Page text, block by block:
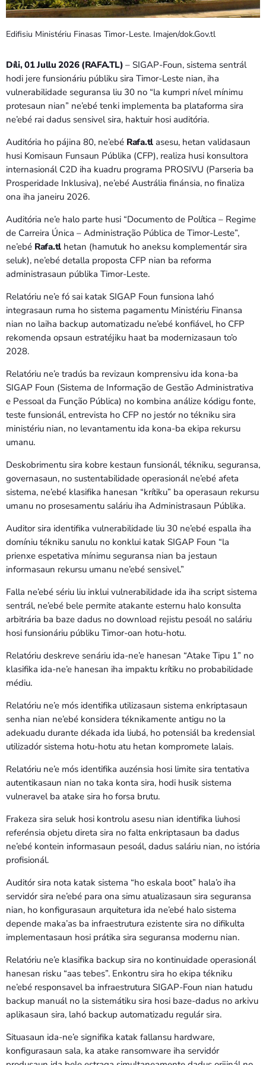
7:00 AM - 9:00 AM
7:00 AM - 10:00 AM
Edifisiu Ministériu Finasas Timor-Leste. Imajen/dok.Gov.tl
Díli, 01 Jullu 2026 (RAFA.TL) – SIGAP-Foun, sistema sentrál
hodi jere funsionáriu públiku sira Timor-Leste nian, iha
vulnerabilidade seguransa liu 30 no “la kumpri nível mínimu
protesaun nian” ne’ebé tenki implementa ba plataforma sira
ne’ebé rai dadus sensivel sira, haktuir hosi auditória.
Auditória ho pájina 80, ne’ebé Rafa.tl asesu, hetan validasaun
husi Komisaun Funsaun Públika (CFP), realiza husi konsultora
internasionál C2D iha kuadru programa PROSIVU (Parseria ba
Prosperidade Inklusiva), ne’ebé Austrália finánsia, no finaliza
ona iha janeiru 2026.
Auditória ne’e halo parte husi “Documento de Política – Regime
de Carreira Única – Administração Pública de Timor-Leste”,
ne’ebé Rafa.tlhetan (hamutuk ho aneksu komplementár sira
seluk), ne’ebé detalla proposta CFP nian ba reforma
administrasaun públika Timor-Leste.
Relatóriu ne’e fó sai katak SIGAP Foun funsiona lahó
integrasaun ruma ho sistema pagamentu Ministériu Finansa
nian no laiha backup automatizadu ne’ebé konfiável, ho CFP
rekomenda opsaun estratéjiku haat ba modernizasaun to’o
2028.
Relatóriu ne’e tradús ba revizaun komprensivu ida kona-ba
SIGAP Foun (Sistema de Informação de Gestão Administrativa
e Pessoal da Função Pública) no kombina análize kódigu fonte,
teste funsionál, entrevista ho CFP no jestór no tékniku sira
ministériu nian, no levantamentu ida kona-ba ekipa rekursu
umanu.
Deskobrimentu sira kobre kestaun funsionál, tékniku, seguransa,
governasaun, no sustentabilidade operasionál ne’ebé afeta
sistema, ne’ebé klasifika hanesan “krítiku” ba operasaun rekursu
umanu no prosesamentu saláriu iha Administrasaun Públika.
Auditor sira identifika vulnerabilidade liu 30 ne’ebé espalla iha
domíniu tékniku sanulu no konklui katak SIGAP Foun “la
prienxe espetativa mínimu seguransa nian ba jestaun
informasaun rekursu umanu ne’ebé sensivel.”
Falla ne’ebé sériu liu inklui vulnerabilidade ida iha script sistema
sentrál, ne’ebé bele permite atakante esternu halo konsulta
arbitrária ba baze dadus no download rejistu pesoál no saláriu
hosi funsionáriu públiku Timor-oan hotu-hotu.
Relatóriu deskreve senáriu ida-ne’e hanesan “Atake Tipu 1” no
klasifika ida-ne’e hanesan iha impaktu krítiku no probabilidade
médiu.
Relatóriu ne’e mós identifika utilizasaun sistema enkriptasaun
senha nian ne’ebé konsidera téknikamente antigu no la
adekuadu durante dékada ida liubá, ho potensiál ba kredensial
utilizadór sistema hotu-hotu atu hetan kompromete lalais.
Relatóriu ne’e mós identifika auzénsia hosi limite sira tentativa
autentikasaun nian no taka konta sira, hodi husik sistema
vulneravel ba atake sira ho forsa brutu.
Frakeza sira seluk hosi kontrolu asesu nian identifika liuhosi
referénsia objetu direta sira no falta enkriptasaun ba dadus
ne’ebé kontein informasaun pesoál, dadus saláriu nian, no istória
profisionál.
Auditór sira nota katak sistema “ho eskala boot” hala’o iha
servidór sira ne’ebé para ona simu atualizasaun sira seguransa
nian, ho konfigurasaun arquitetura ida ne’ebé halo sistema
depende maka’as ba infraestrutura ezistente sira no difikulta
implementasaun hosi prátika sira seguransa modernu nian.
Relatóriu ne’e klasifika backup sira no kontinuidade operasionál
hanesan risku “aas tebes”. Enkontru sira ho ekipa tékniku
ne’ebé responsavel ba infraestrutura SIGAP-Foun nian hatudu
backup manuál no la sistemátiku sira hosi baze-dadus no arkivu
aplikasaun sira, lahó backup automatizadu regulár sira.
Situasaun ida-ne’e signifika katak fallansu hardware,
konfigurasaun sala, ka atake ransomware iha servidór